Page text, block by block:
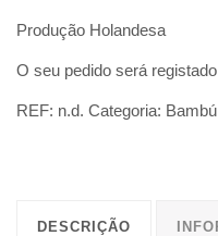
Produção Holandesa
O seu pedido será
REF: n.d. Categoria: Bambú
DESCRIÇÃO